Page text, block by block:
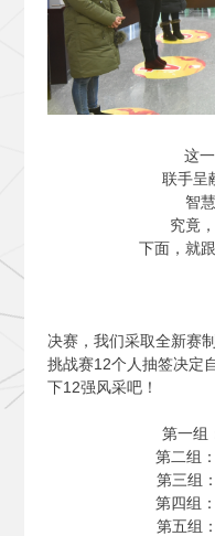
这
联手呈
智
究竟
下面，就
决赛，我们采取全新赛
挑战赛12个人抽签决定
下12强风采吧！
第一组
第二组
第三组
第四组
第五组